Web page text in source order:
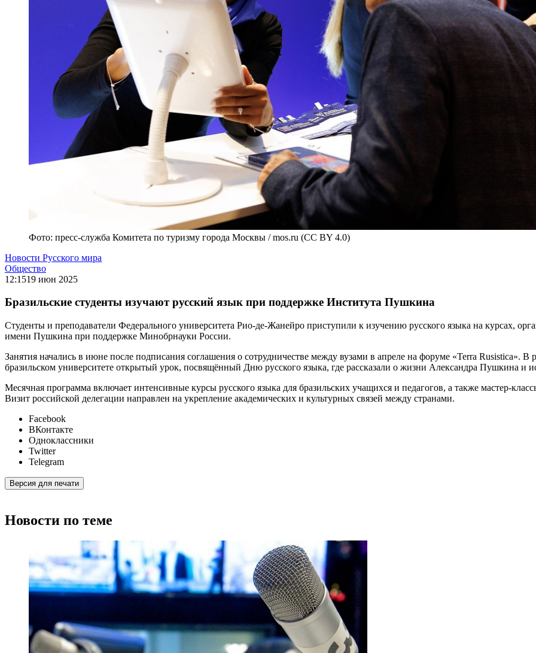
Фото: пресс-служба Комитета по туризму города Москвы / mos.ru (CC BY 4.0)
Новости Русского мира
Общество
12:1519 июн 2025
Бразильские студенты изучают русский язык при поддержке Института Пушкина
Студенты и преподаватели Федерального университета Рио-де-Жанейро приступили к изучению русского языка на курсах,
имени Пушкина при поддержке Минобрнауки России.
Занятия начались в июне после подписания соглашения о сотрудничестве между вузами в апреле на форуме «Terra Rusistica».
бразильском университете открытый урок, посвящённый Дню русского языка, где рассказали о жизни Александра Пушкина и
Месячная программа включает интенсивные курсы русского языка для бразильских учащихся и педагогов, а также мастер-
Визит российской делегации направлен на укрепление академических и культурных связей между странами.
Facebook
ВКонтакте
Одноклассники
Twitter
Telegram
Версия для печати
Новости по теме